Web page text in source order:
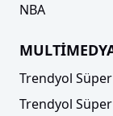
NBA
Trendyol
Trendyol